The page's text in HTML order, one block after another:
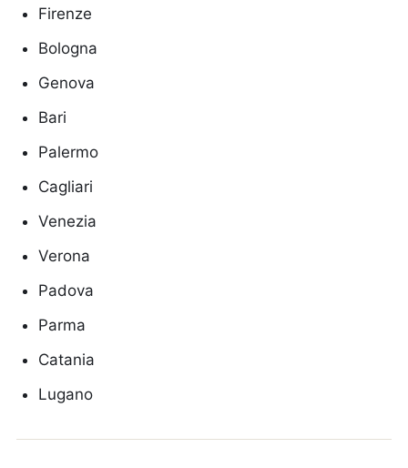
Firenze
Bologna
Genova
Bari
Palermo
Cagliari
Venezia
Verona
Padova
Parma
Catania
Lugano